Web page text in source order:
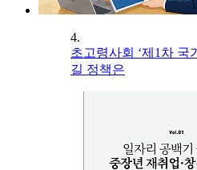
4.
초고령사회 ‘제1차 국
길 정책은